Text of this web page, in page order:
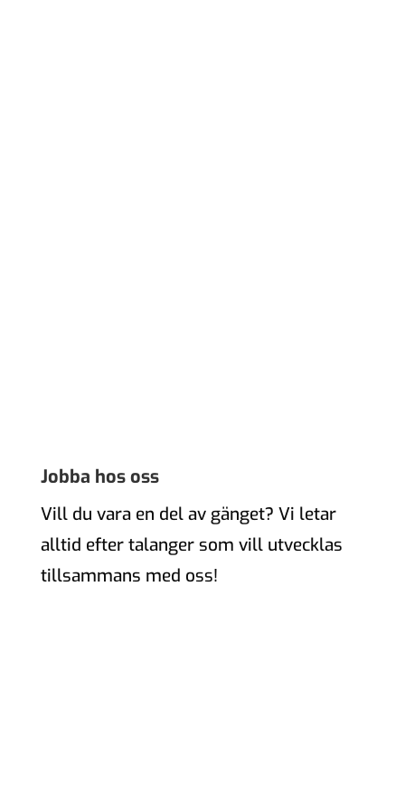
Jobba hos oss
Vill du vara en del av gänget? Vi letar
alltid efter talanger som vill utvecklas
tillsammans med oss!